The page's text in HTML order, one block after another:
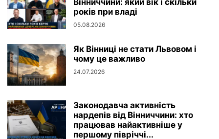
років при владі
05.08.2026
Як Вінниці не стати Львовом і
чому це важливо
24.07.2026
Законодавча активність
нардепів від Вінниччини: хто
працював найактивніше у
першому півріччі...